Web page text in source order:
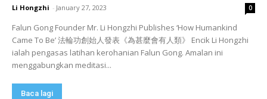
Li Hongzhi - January 27, 2023 0
Falun Gong Founder Mr. Li Hongzhi Publishes ‘How Humankind
Came To Be’ 法輪功創始人發表《為甚麼會有人類》 Encik Li Hongzhi
ialah pengasas latihan kerohanian Falun Gong. Amalan ini
menggabungkan meditasi...
Baca lagi